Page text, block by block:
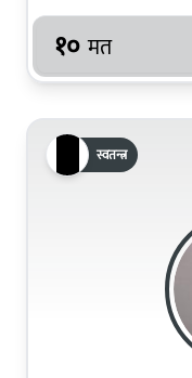
१० मत
स्वतन्त्र